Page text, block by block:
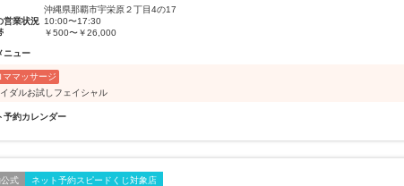
沖縄県那覇市宇栄原２丁目4の17
営業状況 10:00〜17:30
￥500〜￥26,000
ニュー
ママッサージ
ダルお試しフェイシャル
予約カレンダー
式 ネット予約スピードくじ対象店